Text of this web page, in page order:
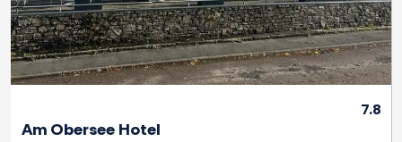
7.8
Am Obersee Hotel